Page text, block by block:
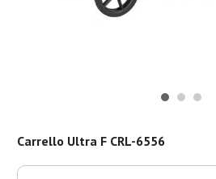
Carrello Ultra F CRL-6556